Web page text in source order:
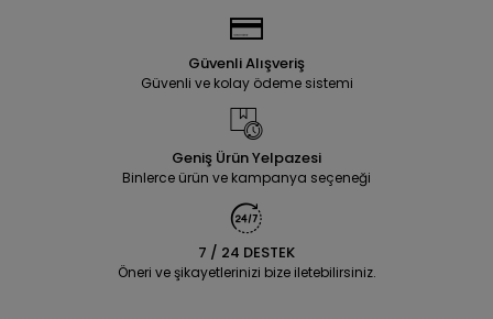
Güvenli Alışveriş
Güvenli ve kolay ödeme sistemi
Geniş Ürün Yelpazesi
Binlerce ürün ve kampanya seçeneği
7 / 24 DESTEK
Öneri ve şikayetlerinizi bize iletebilirsiniz.